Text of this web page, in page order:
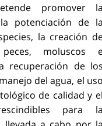
promover
potenciación de
la creación
moluscos
recuperación de
del agua, el
de calidad y
para